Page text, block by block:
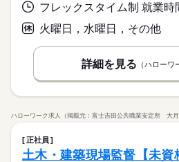
火曜日，水曜日，その他
詳細を見る （ハローワ
ハローワーク求人（掲載元：富士吉田公共職業安定所 大月
正社員
土木・建築現場監督【未資